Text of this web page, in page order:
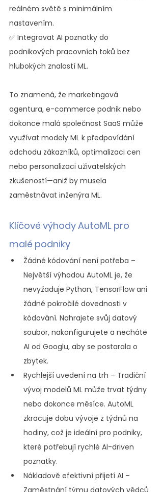
reálném světě s minimálním
nastavením.
✅ Integrovat AI poznatky do
podnikových pracovních toků bez
hlubokých znalostí ML.
To znamená, že marketingová
agentura, e-commerce podnik nebo
dokonce malá společnost SaaS může
využívat modely ML k předpovídání
odchodu zákazníků, optimalizaci cen
nebo personalizaci uživatelských
zkušeností—aniž by musela
zaměstnávat inženýra ML.
Klíčové výhody AutoML pro
malé podniky
Žádné kódování není potřeba –
Největší výhodou AutoML je, že
nevyžaduje Python, TensorFlow ani
žádné pokročilé dovednosti v
kódování. Nahrajete svůj datový
soubor, nakonfigurujete a necháte
AI od Googlu, aby se postarala o
zbytek.
Rychlejší uvedení na trh – Tradiční
vývoj modelů ML může trvat týdny
nebo dokonce měsíce. AutoML
zkracuje dobu vývoje z týdnů na
hodiny, což je ideální pro podniky,
které potřebují rychlé AI-driven
poznatky.
Nákladově efektivní přijetí AI –
Zaměstnání týmu datových vědců